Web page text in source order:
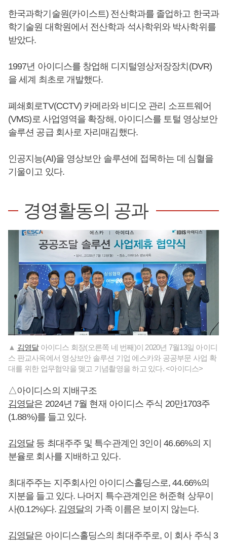
한국과학기술원(카이스트) 전산학과를 졸업하고 한국과
학기술원 대학원에서 전산학과 석사학위와 박사학위를
받았다.
1997년 아이디스를 창업해 디지털영상저장장치(DVR)
을 세계 최초로 개발했다.
폐쇄회로TV(CCTV) 카메라와 비디오 관리 소프트웨어
(VMS)로 사업영역을 확장해, 아이디스를 토털 영상보안
솔루션 공급 회사로 자리매김했다.
인공지능(AI)을 영상보안 솔루션에 접목하는 데 심혈을
기울이고 있다.
경영활동의 공과
▲ 김영달아이디스 회장(오른쪽 네 번째)이 2020년 7월13일 아이디
스 판교사옥에서 영상보안 솔루션 기업 에스카와 공공부문 사업 확
대를 위한 업무협약을 맺고 기념촬영을 하고 있다. <아이디스>
△아이디스의 지배구조
김영달은 2024년 7월 현재 아이디스 주식 20만1703주
(1.88%)를 들고 있다.
김영달등 최대주주 및 특수관계인 3인이 46.66%의 지
분율로 회사를 지배하고 있다.
최대주주는 지주회사인 아이디스홀딩스로, 44.66%의
지분을 들고 있다. 나머지 특수관계인은 허준혁 상무이
사(0.12%)다. 김영달의 가족 이름은 보이지 않는다.
김영달은 아이디스홀딩스의 최대주주로, 이 회사 주식 3